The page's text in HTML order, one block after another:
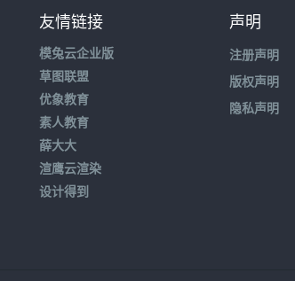
友情链接
模兔云企业版
草图联盟
优象教育
素人教育
薛大大
渲鹰云渲染
设计得到
声明
注册声明
版权声明
隐私声明